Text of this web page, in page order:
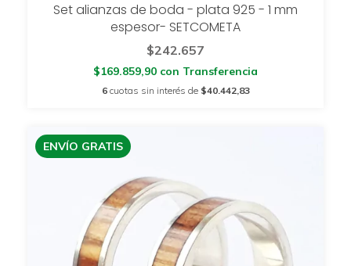
Set alianzas de boda - plata 925 - 1 mm
espesor- SETCOMETA
$242.657
$169.859,90 con Transferencia
6 cuotas sin interés de $40.442,83
ENVÍO GRATIS